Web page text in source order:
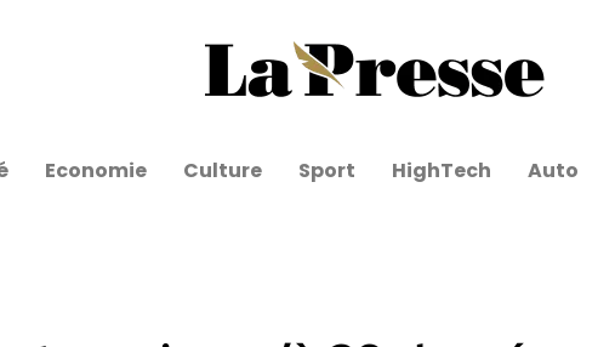
Economie Culture Sport HighTech Auto